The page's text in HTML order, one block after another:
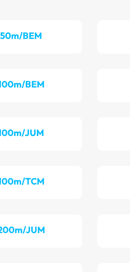
50m/BEM
BEM
JUM
TCM
JUM